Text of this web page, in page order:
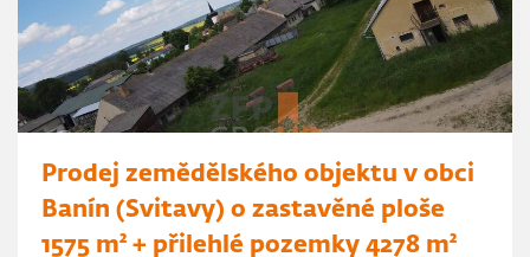
Prodej zemědělského objektu v obci
Banín (Svitavy) o zastavěné ploše
1575 m² + přilehlé pozemky 4278 m²